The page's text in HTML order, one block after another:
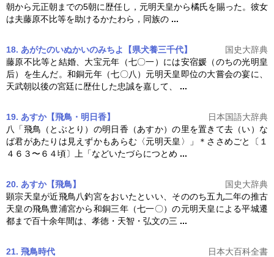
朝から元正朝までの5朝に歴任し， 元明天皇から橘氏を賜った。彼女
は夫藤原不比等を助けるかたわら，同族の ...
18. あがたのいぬかいのみちよ【県犬養三千代】
国史大辞典
藤原不比等と結婚、大宝元年（七〇一）には安宿媛（のちの光明皇
后）を生んだ。和銅元年（七〇八） 元明天皇 即位の大嘗会の宴に、
天武朝以後の宮廷に歴仕した忠誠を嘉して、 ...
19. あすか【飛鳥・明日香】
日本国語大辞典
八「飛鳥（とぶとり）の明日香（あすか）の里を置きて去（い）な
ば君があたりは見えずかもあらむ〈元明天皇 〉」＊ささめごと〔１
４６３〜６４頃〕上「などいたづらにつとめ ...
20. あすか【飛鳥】
国史大辞典
顕宗天皇が近飛鳥八釣宮をおいたといい、そののち五九二年の推古
天皇の飛鳥豊浦宮から和銅三年（七一〇）の元明天皇による平城遷
都まで百十余年間は、孝徳・天智・弘文の三 ...
21. 飛鳥時代
日本大百科全書